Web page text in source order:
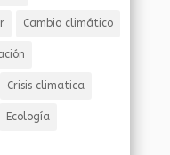
Cambio climático
Crisis climatica
Ecología